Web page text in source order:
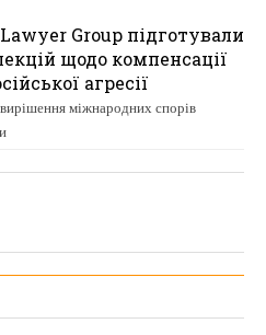
Group підготували
щодо компенсації
агресії
міжнародних спорів